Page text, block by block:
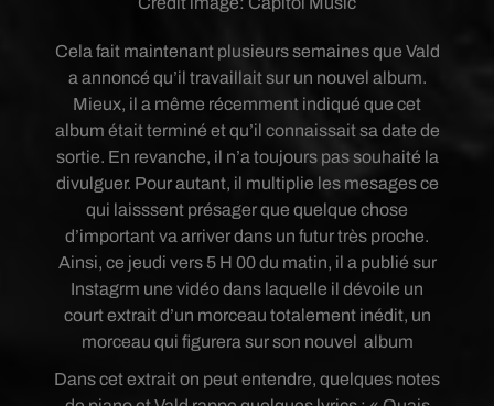
Cela fait maintenant plusieurs semaines que Vald
a annoncé qu’il travaillait sur un nouvel album.
Mieux, il a même récemment indiqué que cet
album était terminé et qu’il connaissait sa date de
sortie. En revanche, il n’a toujours pas souhaité la
divulguer. Pour autant, il multiplie les mesages ce
qui laisssent présager que quelque chose
d’important va arriver dans un futur très proche.
Ainsi, ce jeudi vers 5 H 00 du matin, il a publié sur
Instagrm une vidéo dans laquelle il dévoile un
court extrait d’un morceau totalement inédit, un
morceau qui figurera sur son nouvel album
Dans cet extrait on peut entendre, quelques notes